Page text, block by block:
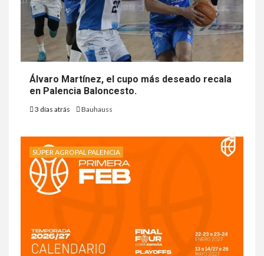
Álvaro Martínez, el cupo más deseado recala
en Palencia Baloncesto.
3 días atrás Bauhauss
SÚPER AGROPAL PALENCIA